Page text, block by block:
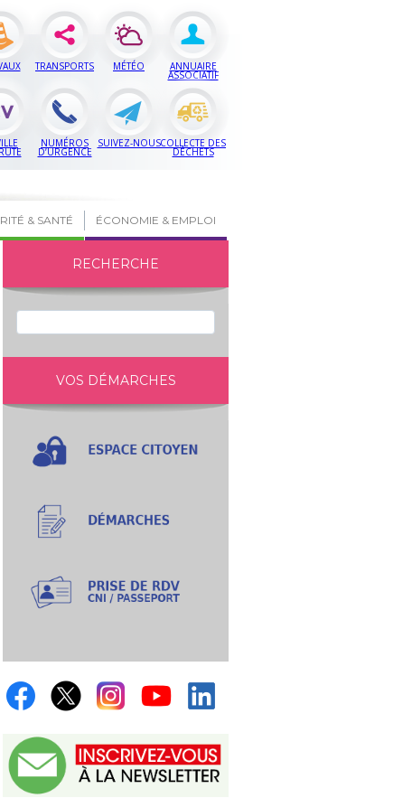
TRANSPORTS MÉTÉO ANNUAIRE
ASSOCIATIF
NUMÉROS
D’URGENCE
SUIVEZ-NOUSCOLLECTE DES
DÉCHETS
& SANTÉ ÉCONOMIE & EMPLOI
RECHERCHE
VOS DÉMARCHES